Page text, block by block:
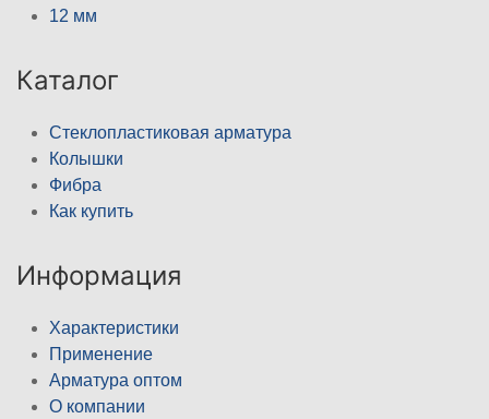
12 мм
Каталог
Стеклопластиковая арматура
Колышки
Фибра
Как купить
Информация
Характеристики
Применение
Арматура оптом
О компании